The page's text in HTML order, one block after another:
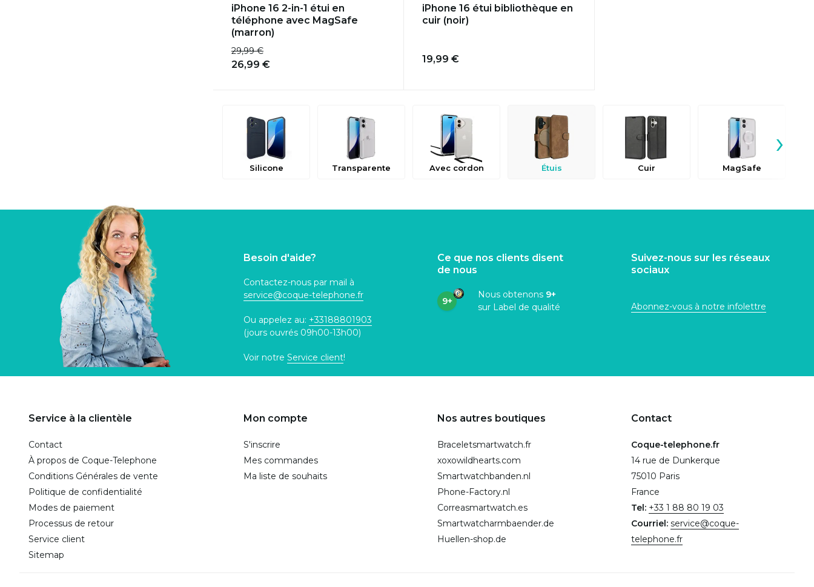
iPhone 16 2-in-1 étui en
téléphone avec MagSafe
(marron)
29,99 €
26,99 €
iPhone 16 étui bibliothèque en
cuir (noir)
19,99 €
Silicone Transparente Avec cordon Étuis Cuir MagSafe
›
Besoin d'aide?
Contactez-nous par mail à
service@coque-telephone.fr
Ou appelez au: +33188801903
(jours ouvrés 09h00-13h00)
Voir notre Service client!
Ce que nos clients disent
de nous
9+
Nous obtenons 9+
sur Label de qualité
Suivez-nous sur les réseaux
sociaux
Abonnez-vous à notre infolettre
Service à la clientèle
Contact
À propos de Coque-Telephone
Conditions Générales de vente
Politique de confidentialité
Modes de paiement
Processus de retour
Service client
Sitemap
Mon compte
S'inscrire
Mes commandes
Ma liste de souhaits
Nos autres boutiques
Braceletsmartwatch.fr
xoxowildhearts.com
Smartwatchbanden.nl
Phone-Factory.nl
Correasmartwatch.es
Smartwatcharmbaender.de
Huellen-shop.de
Contact
Coque-telephone.fr
14 rue de Dunkerque
75010 Paris
France
Tel: +33 1 88 80 19 03
Courriel: service@coque-
telephone.fr